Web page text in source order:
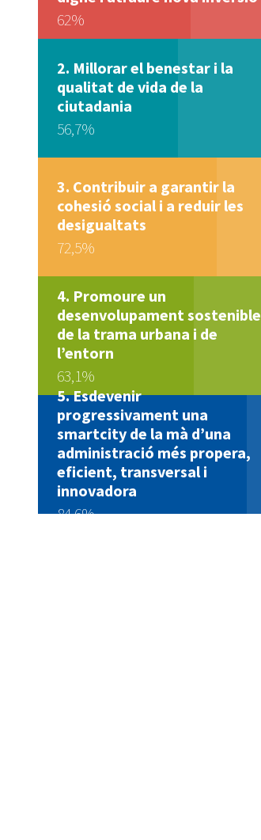
62%
Millorar el benestar i la
qualitat de vida de la
ciutadania
56,7%
Contribuir a garantir la
cohesió social i a reduir les
desigualtats
72,5%
Promoure un
desenvolupament sostenible
de la trama urbana i de
l’entorn
63,1%
Esdevenir
progressivament una
smartcity de la mà d’una
administració més propera,
eficient, transversal i
innovadora
84,6%